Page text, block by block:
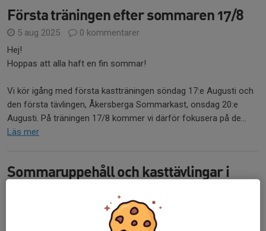
Första träningen efter sommaren 17/8
5 aug 2025
0 kommentarer
Hej!
Hoppas att alla haft en fin sommar!
Vi kör igång med första kastträningen söndag 17:e Augusti och
den första tävlingen, Åkersberga Sommarkast, onsdag 20:e
Augusti. På träningen 17/8 kommer vi därför fokusera på de...
Läs mer
Sommaruppehåll och kasttävlingar i
0 kommentarer
Utomhussäsongen denna vår gick väldigt snabbt och vi tränare